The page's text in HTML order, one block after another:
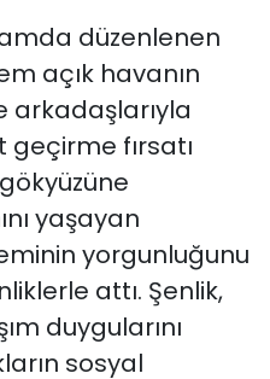
düzenlenen
açık havanın
arkadaşlarıyla
fırsatı
yaşayan
yorgunluğunu
attı. Şenlik,
duygularını
sosyal